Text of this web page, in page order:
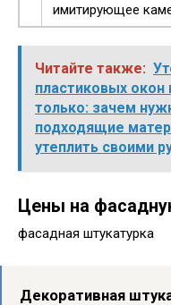
имитирующее
Читайте также:
пластиковых окон
только: зачем
подходящие
утеплить своими
Цены на
фасадная штукатурка
Декоративная